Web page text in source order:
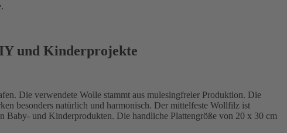
und Kinderprojekte
Die verwendete Wolle stammt aus mulesingfreier Produktion. Die
besonders natürlich und harmonisch. Der mittelfeste Wollfilz ist
Baby- und Kinderprodukten. Die handliche Plattengröße von 20 x 30 cm